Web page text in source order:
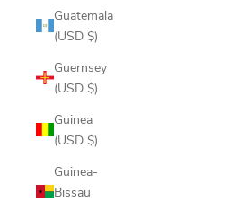
Guatemala
(USD $)
Guernsey
(USD $)
Guinea
(USD $)
Guinea-
Bissau